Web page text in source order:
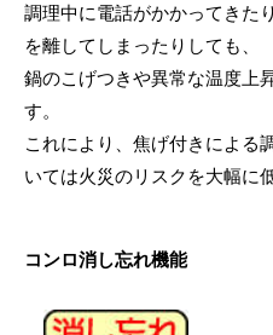
調理中に電話がかかってきた
を離してしまったりしても、
鍋のこげつきや異常な温度上
す。
これにより、焦げ付きによる
いては火災のリスクを大幅に
コンロ消し忘れ機能